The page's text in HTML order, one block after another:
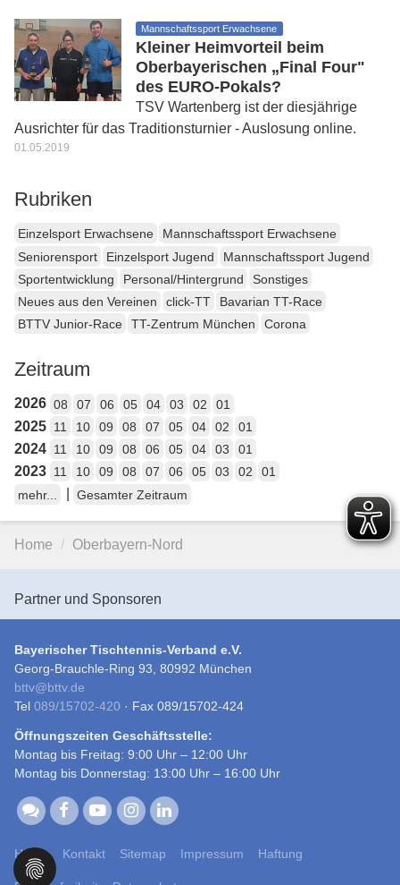
Mannschaftssport Erwachsene
Kleiner Heimvorteil beim
Oberbayerischen „Final Four"
des EURO-Pokals?
TSV Wartenberg ist der diesjährige
Ausrichter für das Traditionsturnier - Auslosung online.
01.05.2019
Rubriken
Einzelsport Erwachsene
Mannschaftssport Erwachsene
Seniorensport
Einzelsport Jugend
Mannschaftssport Jugend
Sportentwicklung
Personal/Hintergrund
Sonstiges
Neues aus den Vereinen
click-TT
Bavarian TT-Race
BTTV Junior-Race
TT-Zentrum München Corona
Zeitraum
2026 08 07 06 05 04 03 02 01
2025 11 10 09 08 07 05 04 02 01
2024 11 10 09 08 06 05 04 03 01
2023 11 10 09 08 07 06 05 03 02
01
mehr...
Gesamter Zeitraum
Home Oberbayern-Nord
Partner und Sponsoren
Bayerischer Tischtennis-Verband e.V.
Georg-Brauchle-Ring 93, 80992 München
bttv@bttv.de
Tel 089/15702-420 · Fax 089/15702-424
Öffnungszeiten Geschäftsstelle:
Montag bis Freitag: 9:00 Uhr – 12:00 Uhr
Montag bis Donnerstag: 13:00 Uhr – 16:00 Uhr
Home Kontakt Sitemap Impressum Haftung